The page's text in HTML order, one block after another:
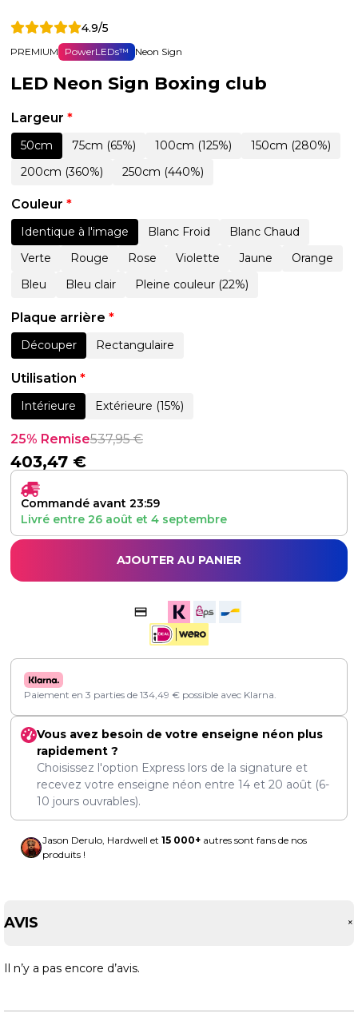
4.9/5
PREMIUM PowerLEDs™ Neon Sign
LED Neon Sign Boxing club
Largeur *
50cm 75cm (65%) 100cm (125%)
150cm (280%)
200cm (360%)
250cm (440%)
Couleur *
Identique à l'image Blanc Froid
Blanc Chaud
Verte
Rouge Rose Violette Jaune
Orange
Bleu
Bleu clair Pleine couleur (22%)
Plaque arrière *
Découper Rectangulaire
Utilisation *
Intérieure Extérieure (15%)
25% Remise537,95€
403,47 €
Commandé avant 23:59
Livré entre 26 août et 4 septembre
AJOUTER AU PANIER
Paiement en 3 parties de 134,49 € possible avec Klarna.
Vous avez besoin de votre enseigne néon plus
rapidement ?
Choisissez l'option Express lors de la signature et
recevez votre enseigne néon entre 14 et 20 août (6-
10 jours ouvrables).
Jason Derulo, Hardwell et 15 000+ autres sont fans de nos
produits !
AVIS +
Il n’y a pas encore d’avis.